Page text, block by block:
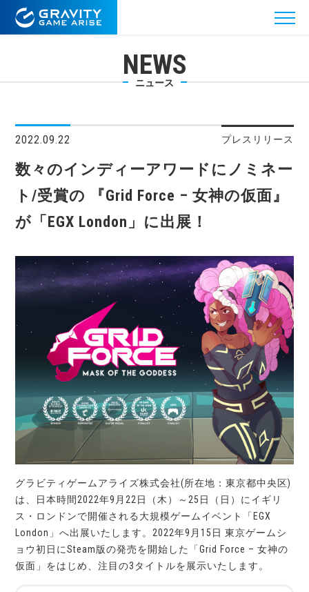
NEWS
ニュース
2022.09.22 プレスリリース
数々のインディーアワードにノミネー
ト/受賞の 『Grid Force – 女神の仮面』
が「EGX London」に出展！
グラビティゲームアライズ株式会社(所在地：東京都中央区)
は、日本時間2022年9月22日（木）～25日（日）にイギリ
ス・ロンドンで開催される大規模ゲームイベント「EGX
London」へ出展いたします。2022年9月15日 東京ゲームシ
ョウ初日にSteam版の発売を開始した「Grid Force – 女神の
仮面」をはじめ、注目の3タイトルを展示いたします。